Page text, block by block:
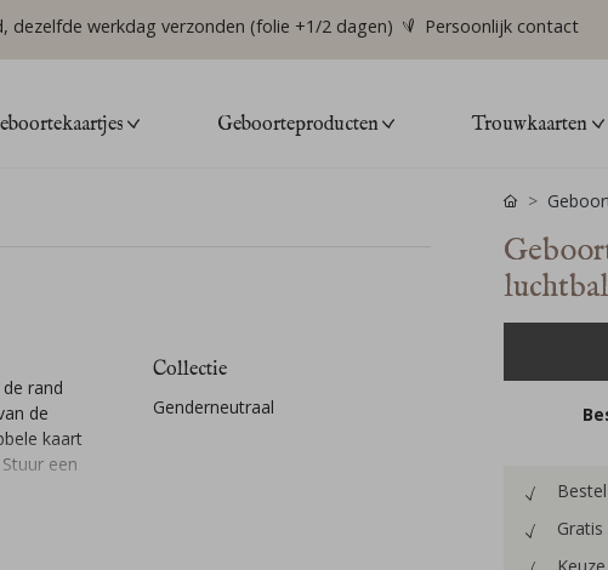
dezelfde werkdag verzonden (folie +1/2 dagen) Persoonlijk contact
Geboorteproducten Trouwkaarten
rand
de
kaart
een
Collectie
Genderneutraal